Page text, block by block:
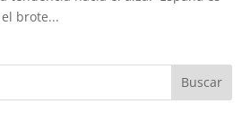
brote...
Buscar